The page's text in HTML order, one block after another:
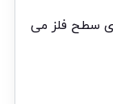
سطح فلز می‌